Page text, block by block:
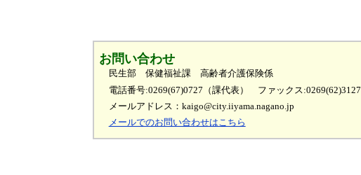
お問い合わせ
民生部 保健福祉課 高齢者介護保険係
電話番号:0269(67)0727（課代表） ファックス:0269(62)3127
メールアドレス：kaigo@city.iiyama.nagano.jp
メールでのお問い合わせはこちら